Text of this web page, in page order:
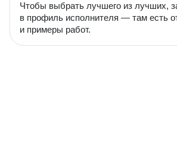
Чтобы выбрать лучшего из лучших,
в профиль исполнителя — там есть
и примеры работ.